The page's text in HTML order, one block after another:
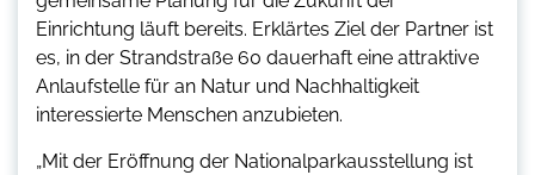
Einrichtung läuft bereits. Erklärtes Ziel der Partner ist
es, in der Strandstraße 60 dauerhaft eine attraktive
Anlaufstelle für an Natur und Nachhaltigkeit
interessierte Menschen anzubieten.
„Mit der Eröffnung der Nationalparkausstellung ist